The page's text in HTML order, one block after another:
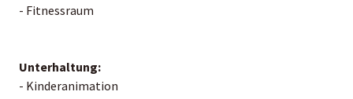
- Fitnessraum
Unterhaltung:
- Kinderanimation